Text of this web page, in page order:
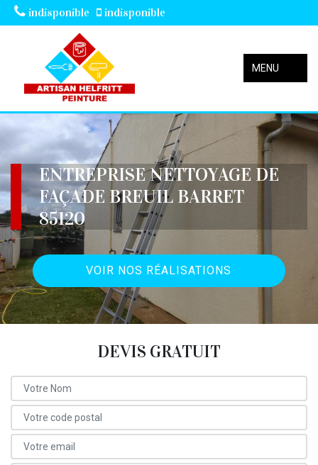
indisponible indisponible
MENU
ENTREPRISE NETTOYAGE DE
FAÇADE BREUIL BARRET
85120
VOIR NOS RÉALISATIONS
DEVIS GRATUIT